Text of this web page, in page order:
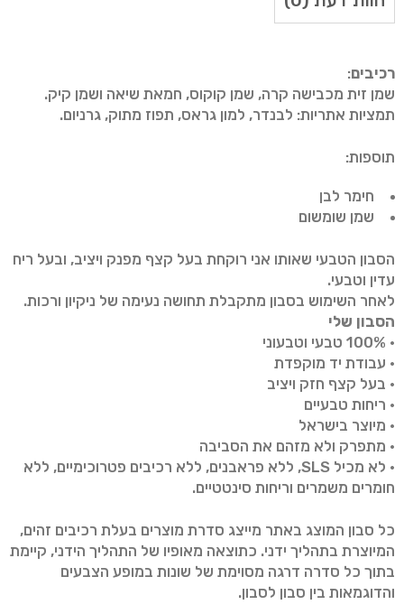
רכיבים:
שמן זית מכבישה קרה, שמן קוקוס, חמאת שיאה ושמן קיק.
תמציות אתריות: לבנדר, למון גראס, תפוז מתוק, גרניום.
תוספות:
חימר לבן
שמן שומשום
הסבון הטבעי שאותו אני רוקחת בעל קצף מפנק ויציב, ובעל ריח
עדין וטבעי.
לאחר השימוש בסבון מתקבלת תחושה נעימה של ניקיון ורכות.
הסבון שלי
• 100% טבעי וטבעוני
• עבודת יד מוקפדת
• בעל קצף חזק ויציב
• ריחות טבעיים
• מיוצר בישראל
• מתפרק ולא מזהם את הסביבה
• לא מכיל SLS, ללא פראבנים, ללא רכיבים פטרוכימיים, ללא
חומרים משמרים וריחות סינטטיים.
כל סבון המוצג באתר מייצג סדרת מוצרים בעלת רכיבים זהים,
המיוצרת בתהליך ידני. כתוצאה מאופיו של התהליך הידני, קיימת
בתוך כל סדרה דרגה מסוימת של שונות במופע הצבעים
והדוגמאות בין סבון לסבון.